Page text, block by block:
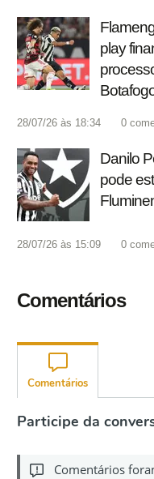
play
28/07/26 às 18:34 0
Danilo
pode
28/07/26 às 15:09 0
Comentários